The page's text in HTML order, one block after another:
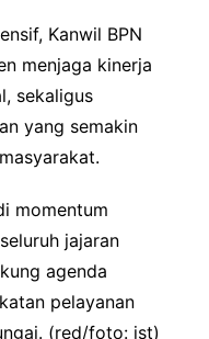
Kanwil BPN
menjaga kinerja
sekaligus
yang semakin
momentum
jajaran
agenda
pelayanan
(red/foto: ist)